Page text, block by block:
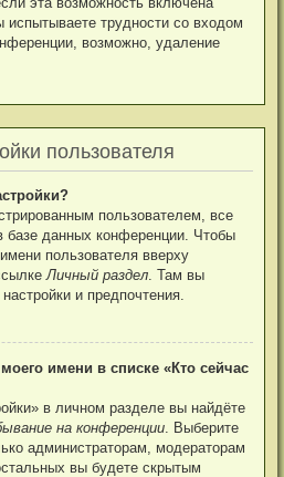
трудности со входом
возможно, удаление
пользователя
пользователем, все
базе данных конференции. Чтобы
пользователя вверху
Личный раздел. Там вы
и предпочтения.
имени в списке «Кто сейчас
в личном разделе вы найдёте
на конференции . Выберите
администраторам, модераторам
вы будете скрытым